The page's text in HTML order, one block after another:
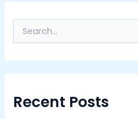
e
f
Recent Posts